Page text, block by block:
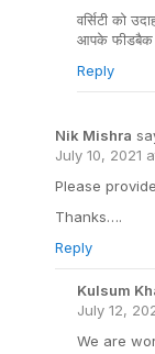
वर्सिटी को
आपके फीडबैक
Reply
Nik Mishra
July 10, 2021
Please
Thanks….
Reply
Kulsum
July 12,
We are